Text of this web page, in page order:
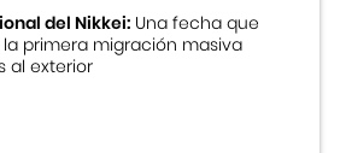
del Nikkei:Una fecha que
primera migración masiva
al exterior